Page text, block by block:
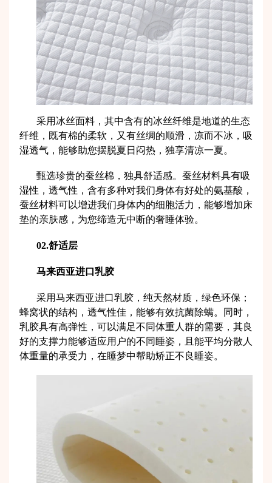
采用冰丝面料，其中含有的冰丝纤维是地道的生态
纤维，既有棉的柔软，又有丝绸的顺滑，凉而不冰，吸
湿透气，能够助您摆脱夏日闷热，独享清凉一夏。
甄选珍贵的蚕丝棉，独具舒适感。蚕丝材料具有吸
湿性，透气性，含有多种对我们身体有好处的氨基酸，
蚕丝材料可以增进我们身体内的细胞活力，能够增加床
垫的亲肤感，为您缔造无中断的奢睡体验。
02.舒适层
马来西亚进口乳胶
采用马来西亚进口乳胶，纯天然材质，绿色环保；
蜂窝状的结构，透气性佳，能够有效抗菌除螨。同时，
乳胶具有高弹性，可以满足不同体重人群的需要，其良
好的支撑力能够适应用户的不同睡姿，且能平均分散人
体重量的承受力，在睡梦中帮助矫正不良睡姿。